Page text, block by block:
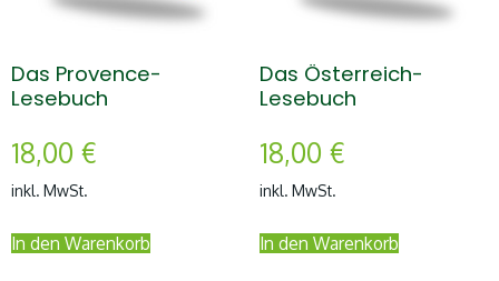
Das Provence-
Lesebuch
18,00 €
inkl. MwSt.
In den Warenkorb
Das Österreich-
Lesebuch
18,00 €
inkl. MwSt.
In den Warenkorb